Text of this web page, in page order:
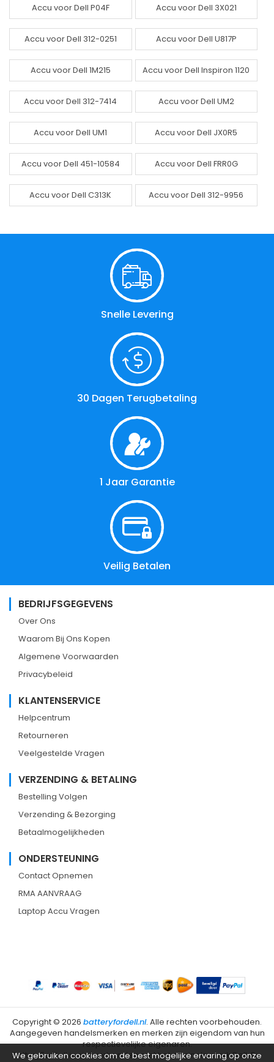
Accu voor Dell P04F Accu voor Dell 3X021
Accu voor Dell 312-0251 Accu voor Dell U817P
Accu voor Dell 1M215 Accu voor Dell Inspiron 1120
Accu voor Dell 312-7414 Accu voor Dell UM2
Accu voor Dell UM1 Accu voor Dell JX0R5
Accu voor Dell 451-10584 Accu voor Dell FRR0G
Accu voor Dell C313K Accu voor Dell 312-9956
Snelle Levering
30 Dagen Terugbetaling
1 Jaar Garantie
Veilig Betalen
BEDRIJFSGEGEVENS
Over Ons
Waarom Bij Ons Kopen
Algemene Voorwaarden
Privacybeleid
KLANTENSERVICE
Helpcentrum
Retourneren
Veelgestelde Vragen
VERZENDING & BETALING
Bestelling Volgen
Verzending & Bezorging
Betaalmogelijkheden
ONDERSTEUNING
Contact Opnemen
RMA AANVRAAG
Laptop Accu Vragen
Copyright © 2026 batteryfordell.nl. Alle rechten voorbehouden.
Aangegeven handelsmerken en merken zijn eigendom van hun
respectievelijke eigenaren.
BatteryForDell is niet verbonden met het originele merk Dell. De
We gebruiken cookies om de best mogelijke ervaring op onze